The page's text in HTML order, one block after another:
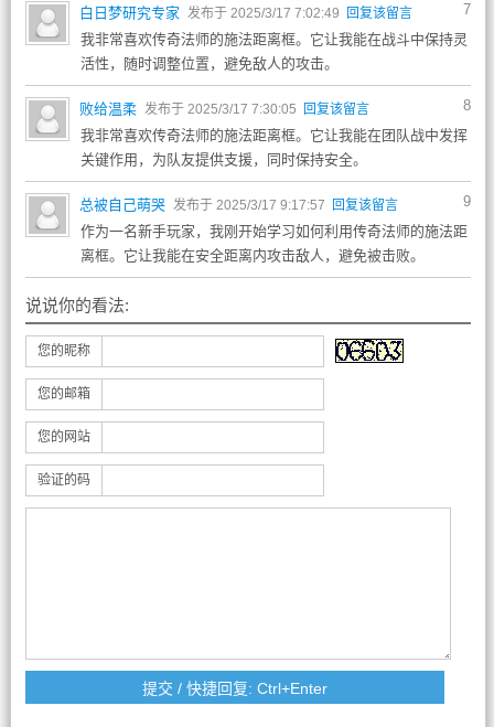
7
白日梦研究专家 发布于 2025/3/17 7:02:49 回复该留言
我非常喜欢传奇法师的施法距离框。它让我能在战斗中保持灵
活性，随时调整位置，避免敌人的攻击。
8
败给温柔 发布于 2025/3/17 7:30:05 回复该留言
我非常喜欢传奇法师的施法距离框。它让我能在团队战中发挥
关键作用，为队友提供支援，同时保持安全。
9
总被自己萌哭 发布于 2025/3/17 9:17:57 回复该留言
作为一名新手玩家，我刚开始学习如何利用传奇法师的施法距
离框。它让我能在安全距离内攻击敌人，避免被击败。
说说你的看法:
您的昵称
您的邮箱
您的网站
验证的码